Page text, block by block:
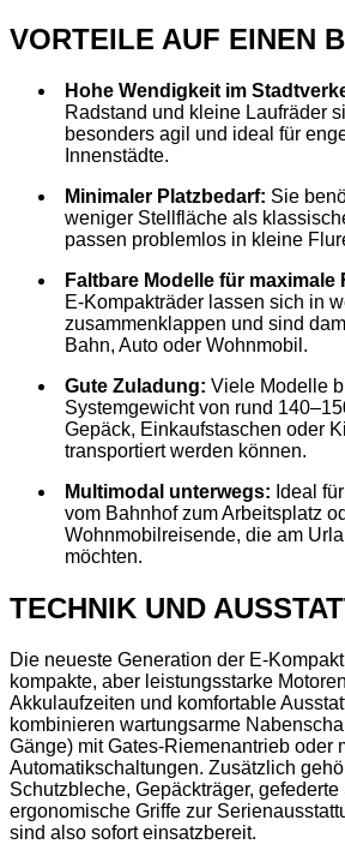
VORTEILE AUF EINEN
Hohe Wendigkeit im
Radstand und kleine Laufräder
besonders agil und ideal für
Innenstädte.
Minimaler Platzbedarf: Sie
weniger Stellfläche als
passen problemlos in kleine
Faltbare Modelle für maximale
E‑Kompakträder lassen sich in
zusammenklappen und sind
Bahn, Auto oder Wohnmobil.
Gute Zuladung: Viele Modelle
Systemgewicht von rund
Gepäck, Einkaufstaschen oder
transportiert werden können.
Multimodal unterwegs: Ideal
vom Bahnhof zum Arbeitsplatz
Wohnmobilreisende, die am
möchten.
TECHNIK UND
Die neueste Generation der
kompakte, aber leistungsstarke
Akkulaufzeiten und komfortable
kombinieren wartungsarme
Gänge) mit Gates‑Riemenantrieb oder
Automatikschaltungen. Zusätzlich
Schutzbleche, Gepäckträger, gefederte
ergonomische Griffe zur
sind also sofort einsatzbereit.